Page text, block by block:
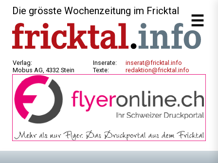
Die grösste Wochenzeitung im Fricktal
Verlag:
Mobus AG, 4332 Stein
Inserate:
Texte:
inserat@fricktal.info
redaktion@fricktal.info